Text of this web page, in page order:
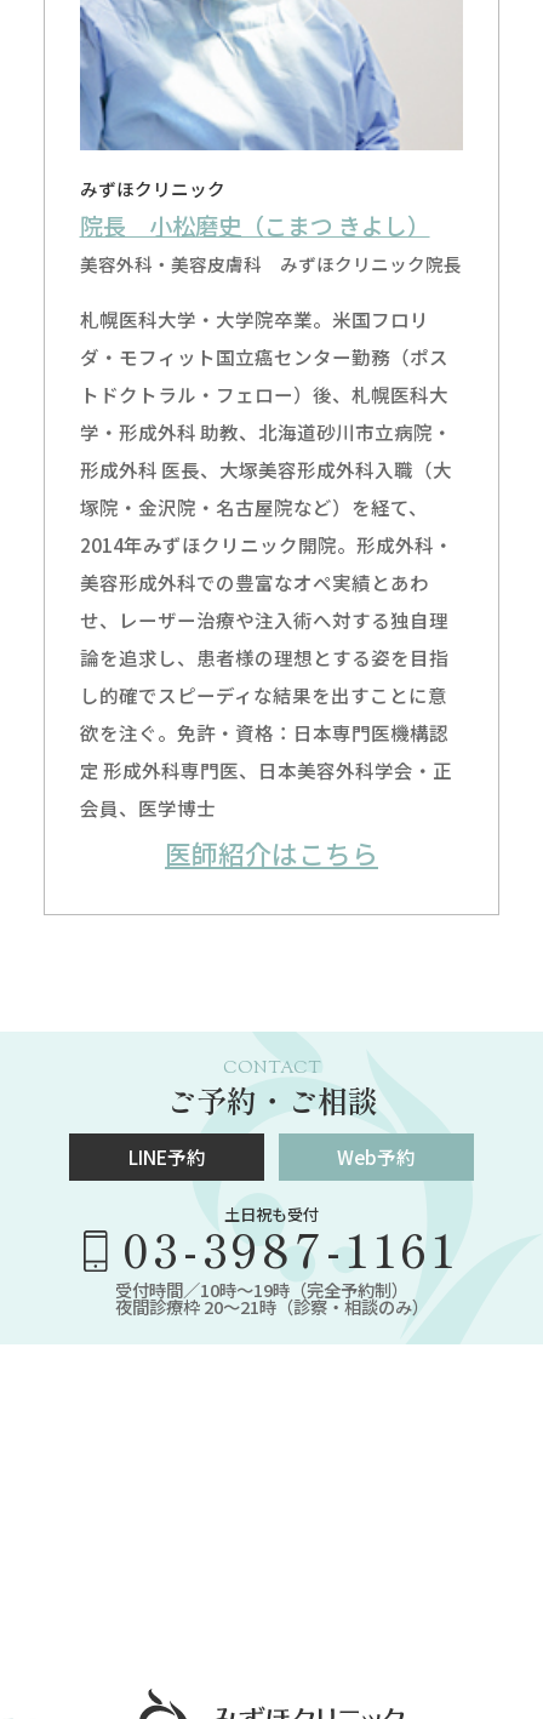
みずほクリニック
院長 小松磨史（こまつ きよし）
美容外科・美容皮膚科 みずほクリニック院長
札幌医科大学・大学院卒業。米国フロリ
ダ・モフィット国立癌センター勤務（ポス
トドクトラル・フェロー）後、札幌医科大
学・形成外科 助教、北海道砂川市立病院・
形成外科 医長、大塚美容形成外科入職（大
塚院・金沢院・名古屋院など）を経て、
2014年みずほクリニック開院。形成外科・
美容形成外科での豊富なオペ実績とあわ
せ、レーザー治療や注入術へ対する独自理
論を追求し、患者様の理想とする姿を目指
し的確でスピーディな結果を出すことに意
欲を注ぐ。免許・資格：日本専門医機構認
定 形成外科専門医、日本美容外科学会・正
会員、医学博士
医師紹介はこちら
CONTACT
ご予約・ご相談
LINE予約 Web予約
土日祝も受付
03-3987-1161
受付時間／10時～19時（完全予約制）
夜間診療枠 20～21時（診察・相談のみ）